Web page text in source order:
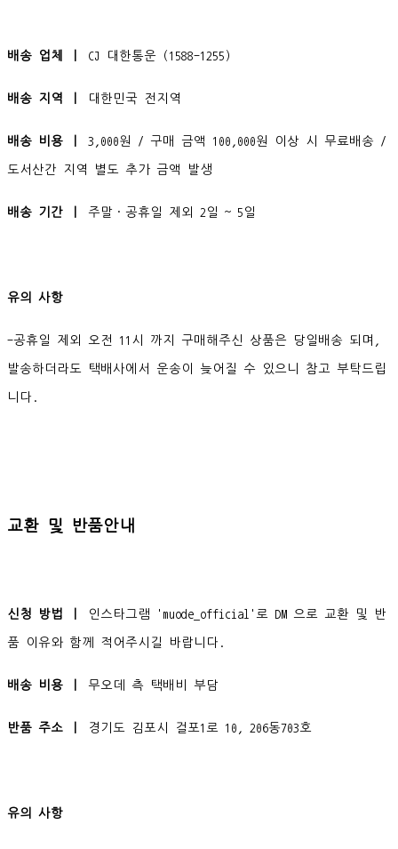
배송 업체 ㅣ CJ 대한통운 (1588-1255)
배송 지역 ㅣ 대한민국 전지역
배송 비용 ㅣ 3,000원 / 구매 금액 100,000원 이상 시 무료배송 /
도서산간 지역 별도 추가 금액 발생
배송 기간 ㅣ 주말·공휴일 제외 2일 ~ 5일
유의 사항
-공휴일 제외 오전 11시 까지 구매해주신 상품은 당일배송 되며,
발송하더라도 택배사에서 운송이 늦어질 수 있으니 참고 부탁드립
니다.
교환 및 반품안내
신청 방법 ㅣ 인스타그램 'muode_official'로 DM 으로 교환 및 반
품 이유와 함께 적어주시길 바랍니다.
배송 비용 ㅣ 무오데 측 택배비 부담
반품 주소 ㅣ 경기도 김포시 걸포1로 10, 206동703호
유의 사항